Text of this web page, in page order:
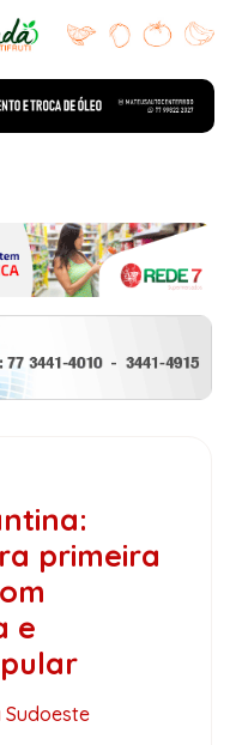
primeira
e
Sudoeste